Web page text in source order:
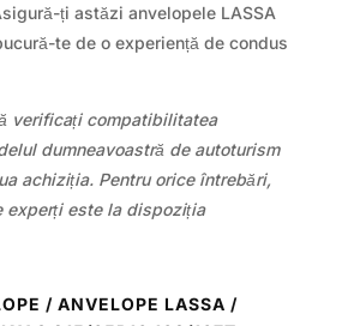
ți astăzi anvelopele LASSA
te de o experiență de condus
verificați compatibilitatea
dumneavoastră de autoturism
achiziția. Pentru orice întrebări,
experți este la dispoziția
/ ANVELOPE LASSA /